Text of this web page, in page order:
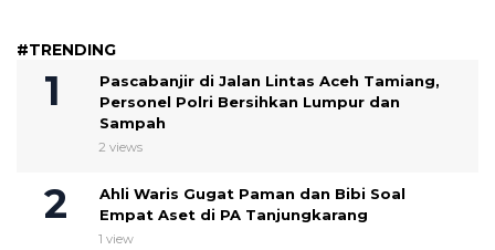
#TRENDING
Pascabanjir di Jalan Lintas Aceh Tamiang,
Personel Polri Bersihkan Lumpur dan
Sampah
2 views
Ahli Waris Gugat Paman dan Bibi Soal
Empat Aset di PA Tanjungkarang
1 view